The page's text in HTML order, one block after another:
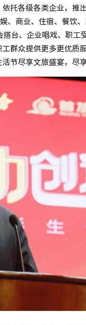
托各级各类企业，推
商业、住宿、餐饮、
台、企业唱戏、职工
群众提供更多更优质
节尽享文旅盛宴，尽